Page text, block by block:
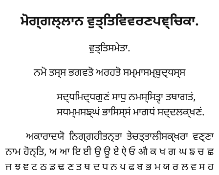
ਮੋਗ੍ਗਲ੍ਲਾਨਵੁਤ੍ਤਿਵਿਵਰਣਪਞ੍ਚਿਕਾ.
ਵੁਤ੍ਤਿਸਮੇਤਾ.
ਨਮੋ ਤਸ੍ਸ ਭਗਵਤੋ ਅਰਹਤੋ ਸਮ੍ਮਾਸਮ੍ਬੁਦ੍ਧਸ੍ਸ
ਸਦ੍ਧਮਿਦ੍ਧਗੁਣਂ ਸਾਧੁ ਨਮਸ੍ਸਿਤ੍ਵਾ ਤਥਾਗਤਂ,
ਸਧਮ੍ਮਸਙ੍ਘਂ ਭਾਸਿਸ੍ਸਂ ਮਾਗਧਂ ਸਦ੍ਦਲਕ੍ਖਣਂ.
ਅਕਾਰਾਦਯੋਨਿਗ੍ਗਹੀਤਨ੍ਤਾ ਤੇਚਤ੍ਤਾਲੀਸਕ੍ਖਰਾ ਵਣ੍ਣਾ
ਨਾਮ ਹੋਨ੍ਤਿ, ਅ ਆ ਇ ਈ ਉ ਊ ਏ ऐ ਓ औ ਕ ਖ ਗ ਘ ਙ ਚ ਛ
ਜ ਝ ਞ ਟ ਠ ਡ ਢ ਣ ਤ ਥ ਦ ਧ ਨ ਪ ਫ ਬ ਭ ਮ ਯ ਰ ਲ ਵ ਸ ਹ